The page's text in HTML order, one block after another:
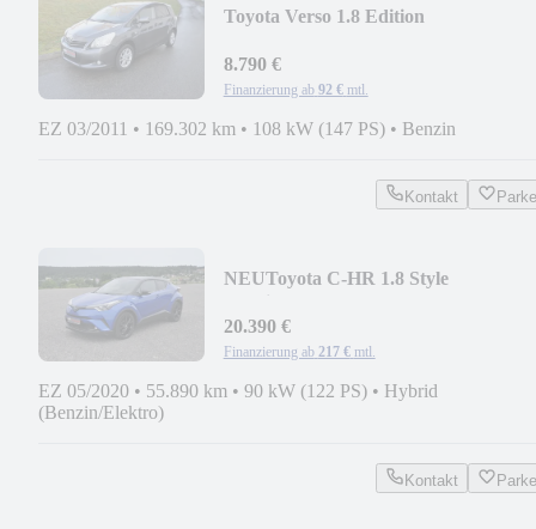
Toyota Verso 1.8 Edition
8.790 €
Finanzierung ab 92 € mtl.
EZ 03/2011 • 169.302 km • 108 kW (147 PS) • Benzin
Kontakt
NEUToyota C-HR 1.8 Style
20.390 €
Finanzierung ab 217 € mtl.
EZ 05/2020 • 55.890 km • 90 kW (122 PS) • Hybrid
(Benzin/Elektro)
Kontakt